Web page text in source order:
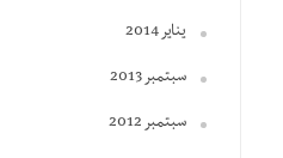
يناير 2014
سبتمبر 2013
سبتمبر 2012